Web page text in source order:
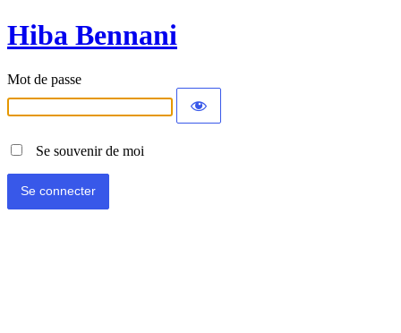
Hiba Bennani
Mot de passe
Se souvenir de moi